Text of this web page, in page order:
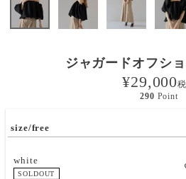
ジャガードオフシ
¥29,000
290 Point
size/free
white
SOLDOUT